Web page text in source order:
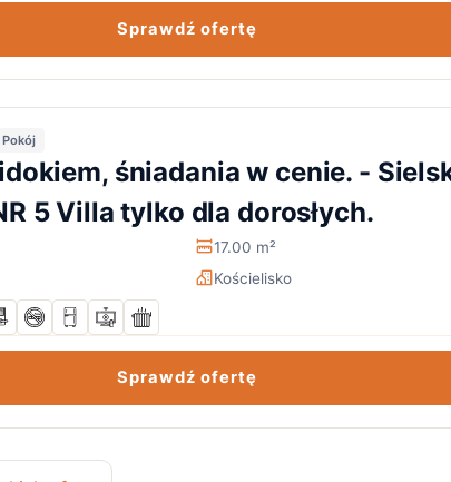
Sprawdź ofertę
Pokój
śniadania w cenie. -
5 Villa tylko dla dorosłych.
17.00 m²
Kościelisko
Sprawdź ofertę